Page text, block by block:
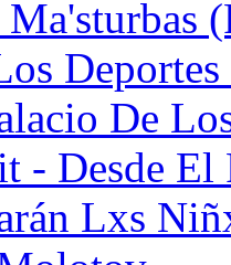
De
- Desde El
Lxs